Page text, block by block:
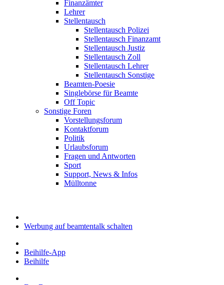
Finanzämter
Lehrer
Stellentausch
Stellentausch Polizei
Stellentausch Finanzamt
Stellentausch Justiz
Stellentausch Zoll
Stellentausch Lehrer
Stellentausch Sonstige
Beamten-Poesie
Singlebörse für Beamte
Off Topic
Sonstige Foren
Vorstellungsforum
Kontaktforum
Politik
Urlaubsforum
Fragen und Antworten
Sport
Support, News & Infos
Mülltonne
Werbung auf beamtentalk schalten
Beihilfe-App
Beihilfe